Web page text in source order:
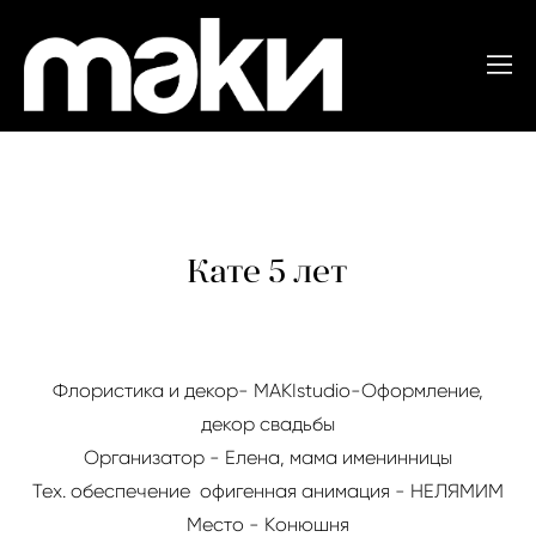
Кате 5 лет
Флористика и декор- MAKIstudio-Оформление,
декор свадьбы
Организатор - Елена, мама именинницы
Тех. обеспечение офигенная анимация - НЕЛЯМИМ
Место - Конюшня